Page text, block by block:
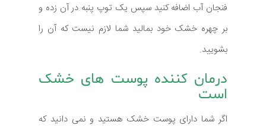
فنجان آب اضافه کنید سپس یک توپ پنبه در آن زده و
بر چهره خشک خود بمالید شما لازم نیست که آن را
بشویید.
درمان کننده پوست های خشک
است
اگر شما دارای پوست خشک هستید و نمی دانید که